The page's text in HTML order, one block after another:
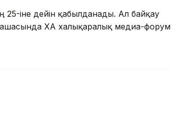
25-іне дейін қабылданады. Ал байқау
ҚХА халықаралық медиа-